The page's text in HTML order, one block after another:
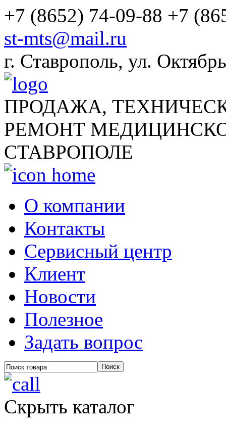
+7 (8652) 74-09-88 +7
st-mts@mail.ru
г. Ставрополь, ул.
ПРОДАЖА,
РЕМОНТ
СТАВРОПОЛЕ
О компании
Контакты
Сервисный центр
Клиент
Новости
Полезное
Задать вопрос
Скрыть каталог